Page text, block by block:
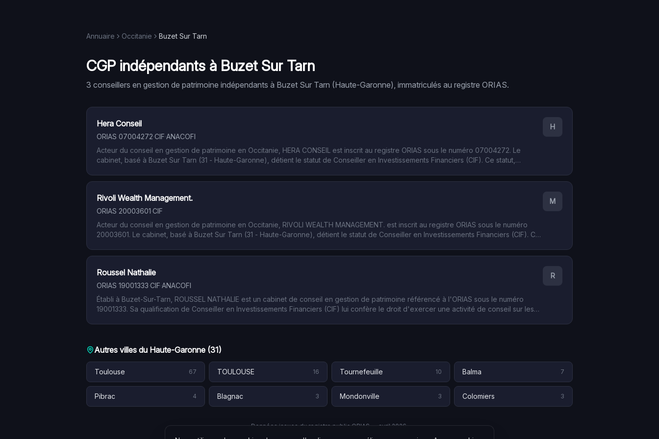
Annuaire Occitanie Buzet Sur Tarn
CGP indépendants à Buzet Sur Tarn
3 conseillers en gestion de patrimoine indépendants à Buzet Sur Tarn (Haute-Garonne), immatriculés au registre ORIAS.
Hera Conseil
ORIAS 07004272·CIF·ANACOFI
Acteur du conseil en gestion de patrimoine en Occitanie, HERA CONSEIL est inscrit au registre ORIAS sous le numéro 07004272. Le
cabinet, basé à Buzet Sur Tarn (31 - Haute-Garonne), détient le statut de Conseiller en Investissements Financiers (CIF). Ce statut,
la clientèle privée.
H
Rivoli Wealth Management.
ORIAS 20003601·CIF
Acteur du conseil en gestion de patrimoine en Occitanie, RIVOLI WEALTH MANAGEMENT. est inscrit au registre ORIAS sous le numéro
20003601. Le cabinet, basé à Buzet Sur Tarn (31 - Haute-Garonne), détient le statut de Conseiller en Investissements Financiers (CIF). Ce
destination de la clientèle privée.
M
Roussel Nathalie
ORIAS 19001333·CIF·ANACOFI
Établi à Buzet-Sur-Tarn, ROUSSEL NATHALIE est un cabinet de conseil en gestion de patrimoine référencé à l'ORIAS sous le numéro
19001333. Sa qualification de Conseiller en Investissements Financiers (CIF) lui confère le droit d'exercer une activité de conseil sur les
R
Autres villes du Haute-Garonne (31)
Toulouse 67 TOULOUSE 16 Tournefeuille 10 Balma 7
Pibrac 4 Blagnac 3 Mondonville 3 Colomiers 3
Données issues du registre public ORIAS — avril 2026.